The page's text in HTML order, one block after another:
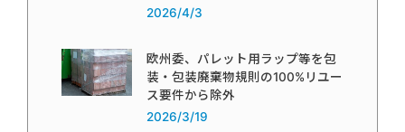
2026/4/3
欧州委、パレット用ラップ等を包
装・包装廃棄物規則の100%リユー
ス要件から除外
2026/3/19